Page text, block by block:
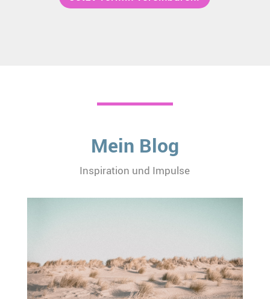
Mein Blog
Inspiration und Impulse